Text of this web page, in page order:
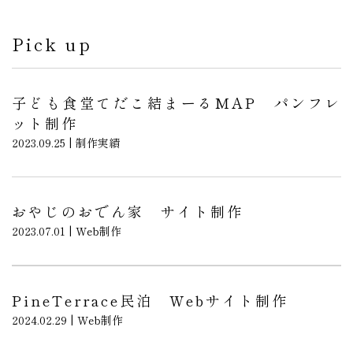
Pick up
子ども食堂てだこ結まーるMAP パンフレ
ット制作
2023.09.25 | 制作実績
おやじのおでん家 サイト制作
2023.07.01 | Web制作
PineTerrace民泊 Webサイト制作
2024.02.29 | Web制作